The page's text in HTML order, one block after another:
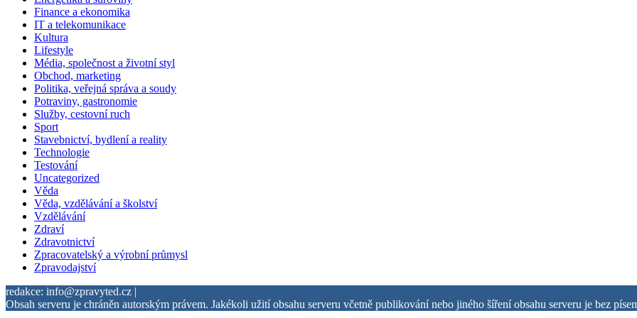
Finance a ekonomika
IT a telekomunikace
Kultura
Lifestyle
Média, společnost a životní styl
Obchod, marketing
Politika, veřejná správa a soudy
Potraviny, gastronomie
Služby, cestovní ruch
Sport
Stavebnictví, bydlení a reality
Technologie
Testování
Uncategorized
Věda
Věda, vzdělávání a školství
Vzdělávání
Zdraví
Zdravotnictví
Zpracovatelský a výrobní průmysl
Zpravodajství
redakce: info@zpravyted.cz |
Obsah serveru je chráněn autorským právem. Jakékoli užití obsahu serveru včetně publikování nebo jiného šíření obsahu serveru je bez